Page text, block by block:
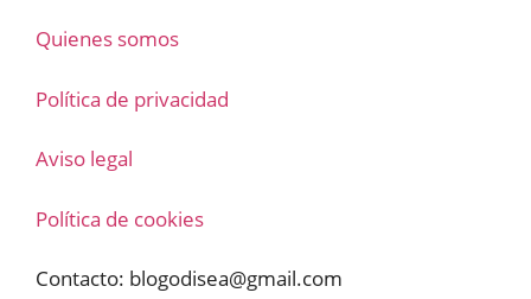
Quienes somos
Política de privacidad
Aviso legal
Política de cookies
Contacto: blogodisea@gmail.com